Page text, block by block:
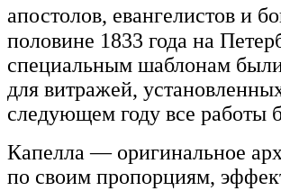
апостолов, евангелистов и
половине 1833 года на
специальным шаблонам
для витражей,
следующем году все работы
Капелла — оригинальное
по своим пропорциям,